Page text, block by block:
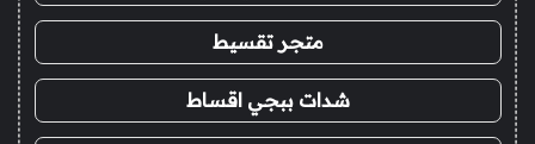
متجر تقسيط
شدات ببجي اقساط